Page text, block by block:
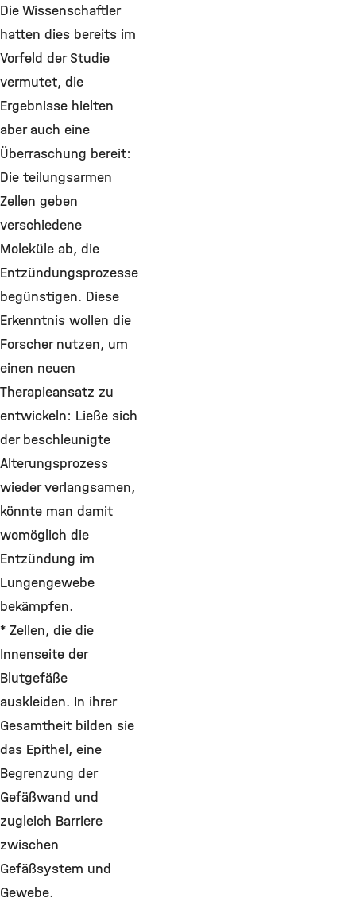
Die Wissenschaftler
hatten dies bereits im
Vorfeld der Studie
vermutet, die
Ergebnisse hielten
aber auch eine
Überraschung bereit:
Die teilungsarmen
Zellen geben
verschiedene
Moleküle ab, die
Entzündungsprozesse
begünstigen. Diese
Erkenntnis wollen die
Forscher nutzen, um
einen neuen
Therapieansatz zu
entwickeln: Ließe sich
der beschleunigte
Alterungsprozess
wieder verlangsamen,
könnte man damit
womöglich die
Entzündung im
Lungengewebe
bekämpfen.
* Zellen, die die
Innenseite der
Blutgefäße
auskleiden. In ihrer
Gesamtheit bilden sie
das Epithel, eine
Begrenzung der
Gefäßwand und
zugleich Barriere
zwischen
Gefäßsystem und
Gewebe.